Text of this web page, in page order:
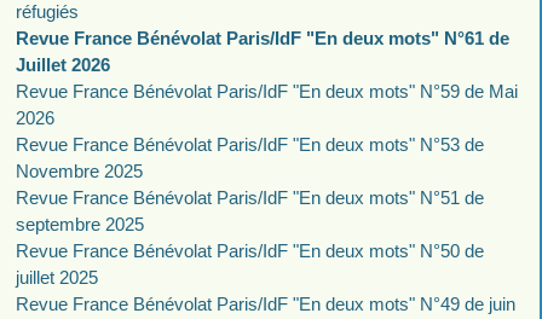
réfugiés
Revue France Bénévolat Paris/IdF "En deux mots" N°61 de
Juillet 2026
Revue France Bénévolat Paris/IdF "En deux mots" N°59 de Mai
2026
Revue France Bénévolat Paris/IdF "En deux mots" N°53 de
Novembre 2025
Revue France Bénévolat Paris/IdF "En deux mots" N°51 de
septembre 2025
Revue France Bénévolat Paris/IdF "En deux mots" N°50 de
juillet 2025
Revue France Bénévolat Paris/IdF "En deux mots" N°49 de juin